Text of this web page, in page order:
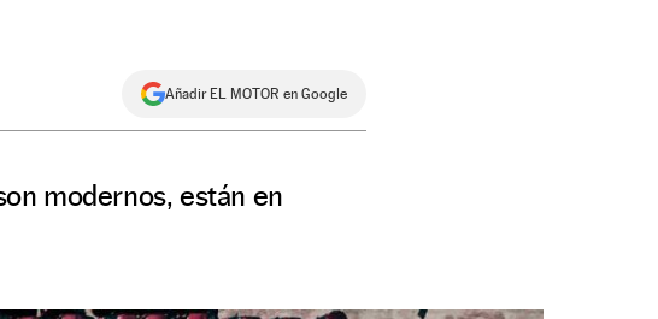
Añadir EL MOTOR en Google
modernos, están en